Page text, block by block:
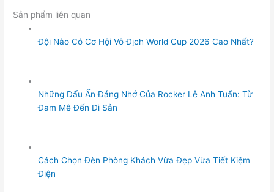
Sản phẩm liên quan
Đội Nào Có Cơ Hội Vô Địch World Cup 2026 Cao Nhất?
Những Dấu Ấn Đáng Nhớ Của Rocker Lê Anh Tuấn: Từ
Đam Mê Đến Di Sản
Cách Chọn Đèn Phòng Khách Vừa Đẹp Vừa Tiết Kiệm
Điện